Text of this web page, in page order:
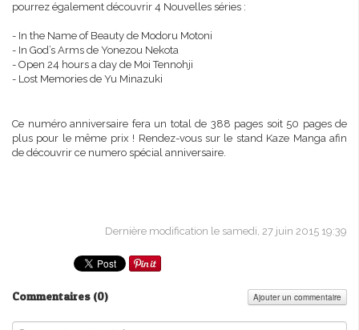
pourrez également découvrir 4 Nouvelles séries :
- In the Name of Beauty de Modoru Motoni
- In God’s Arms de Yonezou Nekota
- Open 24 hours a day de Moi Tennohji
- Lost Memories de Yu Minazuki
Ce numéro anniversaire fera un total de 388 pages soit 50 pages de
plus pour le même prix ! Rendez-vous sur le stand Kaze Manga afin
de découvrir ce numero spécial anniversaire.
Dernière modification le samedi, 27 juin 2015 19:39
Commentaires (0) Ajouter un commentaire